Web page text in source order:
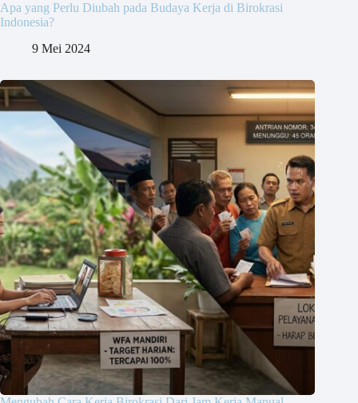
Apa yang Perlu Diubah pada Budaya Kerja di Birokrasi
Indonesia?
9 Mei 2024